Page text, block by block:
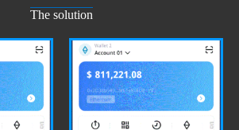
The solution